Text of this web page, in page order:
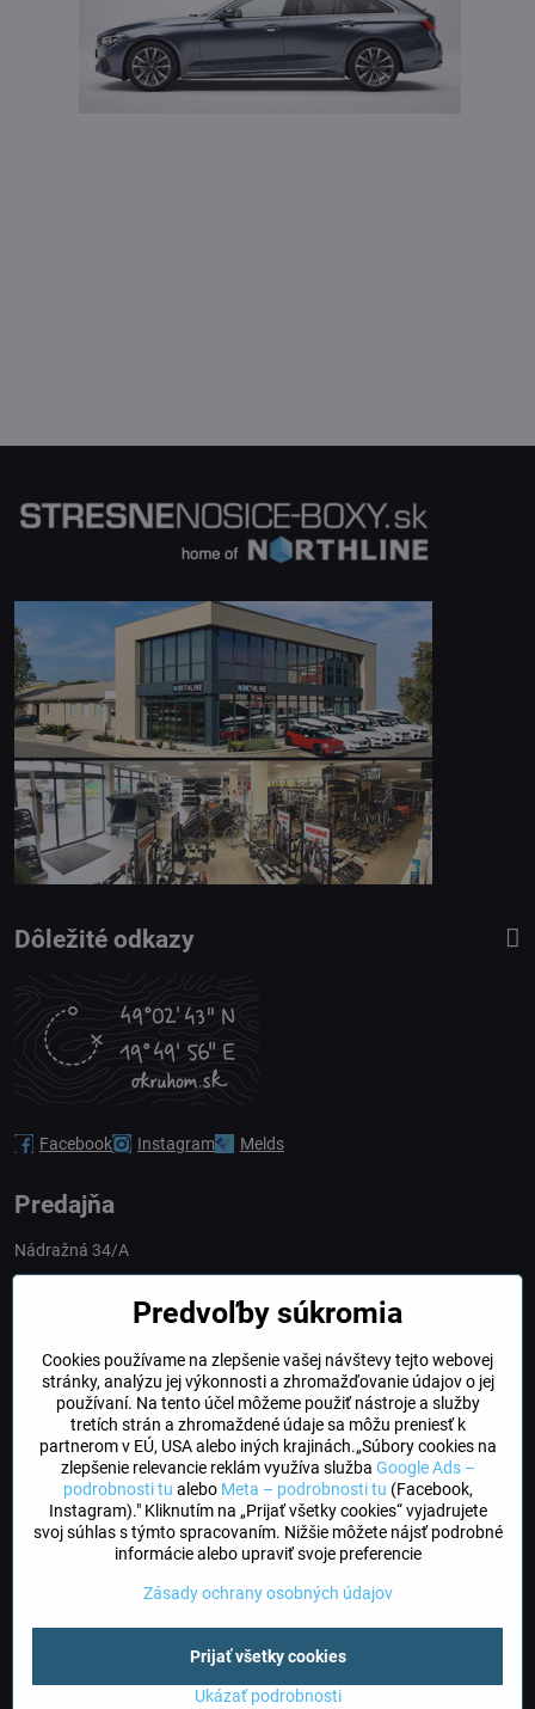
Dôležité odkazy
Facebook Instagram Melds
Predajňa
Nádražná 34/A
obchod​@northline​.sk
Otváracie hodiny
PO, UT, STR, ŠT: 9.00 - 17.00
PIA: 8.00 - 16.00
DogFriendly
Psíky sú u nás vítané
©2026Copyright
Predvoľby súkromiaZásady ochrany osobných údajov
Stav objednávky
Predvoľby súkromia
Cookies používame na zlepšenie vašej návštevy tejto webovej
stránky, analýzu jej výkonnosti a zhromažďovanie údajov o jej
používaní. Na tento účel môžeme použiť nástroje a služby
tretích strán a zhromaždené údaje sa môžu preniesť k
partnerom v EÚ, USA alebo iných krajinách.„Súbory cookies na
zlepšenie relevancie reklám využíva služba Google Ads –
podrobnosti tu alebo Meta – podrobnosti tu (Facebook,
Instagram)." Kliknutím na „Prijať všetky cookies“ vyjadrujete
svoj súhlas s týmto spracovaním. Nižšie môžete nájsť podrobné
informácie alebo upraviť svoje preferencie
Zásady ochrany osobných údajov
Ukázať podrobnosti
Prijať všetky cookies